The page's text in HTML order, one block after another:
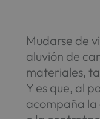
Mudarse de
aluvión de
materiales,
Y es que, al
acompaña la